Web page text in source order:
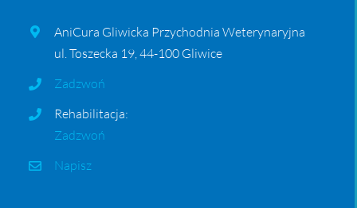
AniCura Gliwicka Przychodnia Weterynaryjna
ul. Toszecka 19, 44-100 Gliwice
Zadzwoń
Rehabilitacja:
Zadzwoń
Napisz